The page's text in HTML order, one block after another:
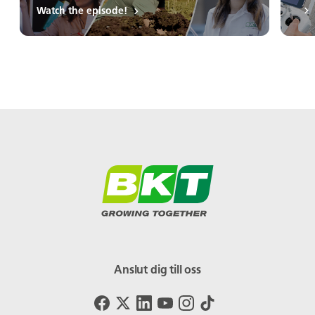
Watch the episode!
Anslut dig till oss